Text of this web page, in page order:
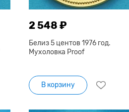
2 548 ₽
Белиз 5 центов 1976 год.
Мухоловка Proof
В корзину